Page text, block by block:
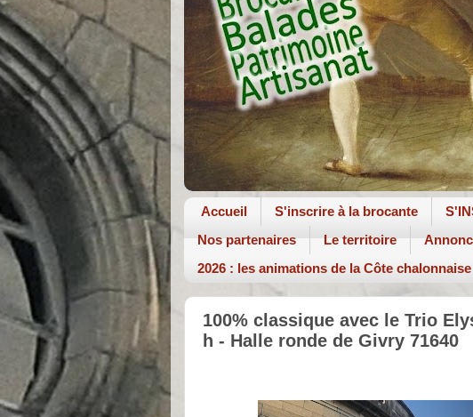
Accueil S'inscrire à la brocante
Nos partenaires
Le territoire
2026 : les animations de la Côte
100% classique avec le Trio
h - Halle ronde de Givry 71640